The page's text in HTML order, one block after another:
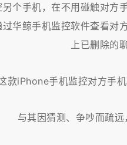
个手机，在不用碰触对方
华鲸手机监控软件查看对
上已删除的
款iPhone手机监控对方手
与其因猜测、争吵而疏